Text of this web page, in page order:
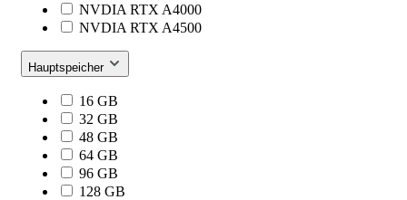
NVDIA RTX A4000
NVDIA RTX A4500
Hauptspeicher
16 GB
32 GB
48 GB
64 GB
96 GB
128 GB